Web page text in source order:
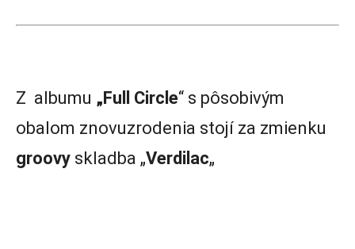
Z albumu „Full Circle“ s pôsobivým
obalom znovuzrodenia stojí za zmienku
groovy skladba „Verdilac„